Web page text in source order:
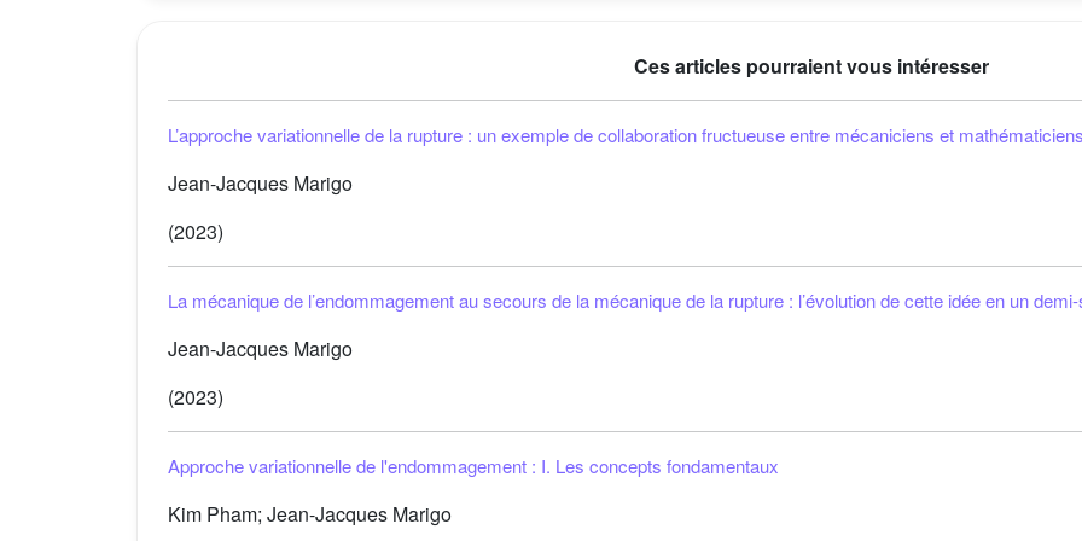
Ces articles pourraient vous intéresser
L’approche variationnelle de la rupture : un exemple de collaboration fructueuse entre mécaniciens et mathématiciens
Jean-Jacques Marigo
(2023)
La mécanique de l’endommagement au secours de la mécanique de la rupture : l’évolution de cette idée en un
Jean-Jacques Marigo
(2023)
Approche variationnelle de l'endommagement : I. Les concepts fondamentaux
Kim Pham; Jean-Jacques Marigo